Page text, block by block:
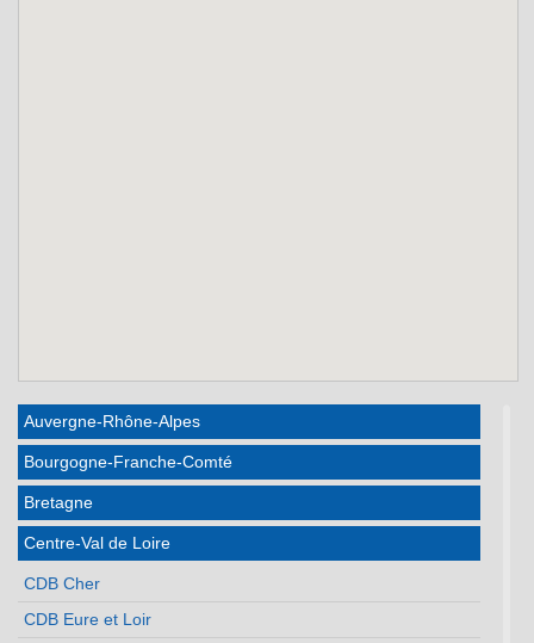
Auvergne-Rhône-Alpes
Bourgogne-Franche-Comté
Bretagne
Centre-Val de Loire
CDB Cher
CDB Eure et Loir